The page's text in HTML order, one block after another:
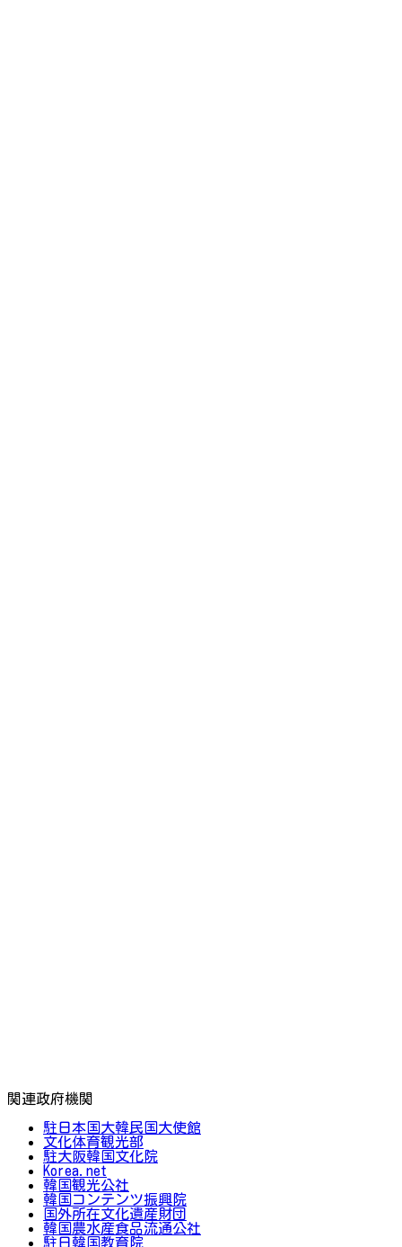
関連政府機関
駐日本国大韓民国大使館
文化体育観光部
駐大阪韓国文化院
Korea.net
韓国観光公社
韓国コンテンツ振興院
国外所在文化遺産財団
韓国農水産食品流通公社
駐日韓国教育院